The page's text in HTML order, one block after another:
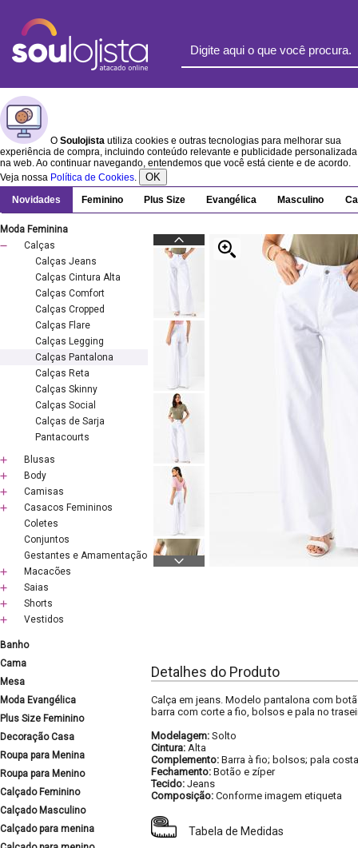
O Soulojista utiliza cookies e outras tecnologias para melhorar sua
experiência de compra, incluindo conteúdo relevante e publicidade personalizada
na web. Ao continuar navegando, entendemos que você está ciente e de acordo.
Veja nossa Política de Cookies. OK
Novidades Feminino Plus Size Evangélica Masculino
Moda Feminina
Calças
Calças Jeans
Calças Cintura Alta
Calças Comfort
Calças Cropped
Calças Flare
Calças Legging
Calças Pantalona
Calças Reta
Calças Skinny
Calças Social
Calças de Sarja
Pantacourts
Blusas
Body
Camisas
Casacos Femininos
Coletes
Conjuntos
Gestantes e Amamentação
Macacões
Saias
Shorts
Vestidos
Banho
Cama
Mesa
Moda Evangélica
Plus Size Feminino
Decoração Casa
Roupa para Menina
Roupa para Menino
Calçado Feminino
Calçado Masculino
Calçado para menina
Detalhes do Produto
Calça em jeans. Modelo pantalona com
barra com corte a fio, bolsos e pala no
Modelagem: Solto
Cintura: Alta
Complemento: Barra à fio; bolsos; pala
Fechamento: Botão e zíper
Tecido: Jeans
Composição: Conforme imagem etiqueta
Tabela de Medidas